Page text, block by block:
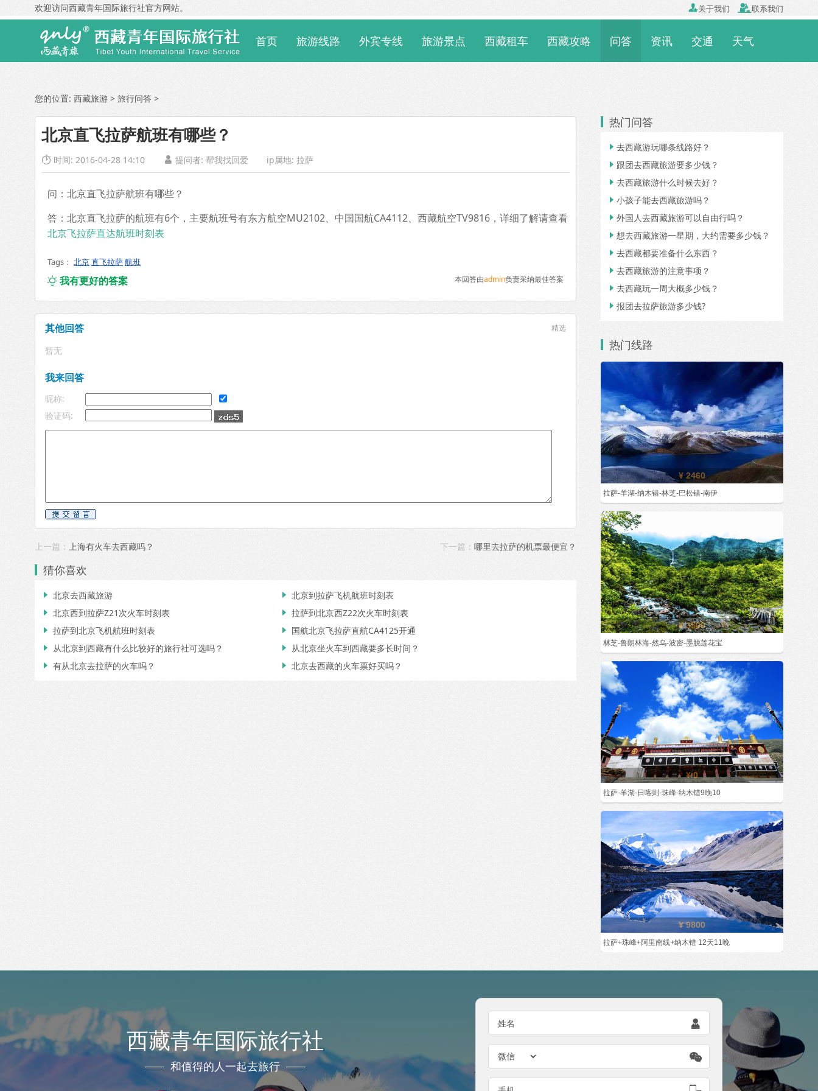
欢迎访问西藏青年国际旅行社官方网站。 关于我们 联系我们
首页 旅游线路 外宾专线 旅游景点 西藏租车 西藏攻略 问答 资讯 交通 天气
您的位置: 西藏旅游 > 旅行问答 >
北京直飞拉萨航班有哪些？
 时间: 2016-04-28 14:10  提问者: 帮我找回爱 ip属地: 拉萨
问：北京直飞拉萨航班有哪些？
答：北京直飞拉萨的航班有6个，主要航班号有东方航空MU2102、中国国航CA4112、西藏航空TV9816，详细了解请查看
北京飞拉萨直达航班时刻表
Tags： 北京直飞拉萨航班
我有更好的答案 本回答由admin负责采纳最佳答案
其他回答 精选
暂无
我来回答
昵称:
验证码:
上一篇： 上海有火车去西藏吗？ 下一篇： 哪里去拉萨的机票最便宜？
猜你喜欢
 北京去西藏旅游  北京到拉萨飞机航班时刻表
 北京西到拉萨Z21次火车时刻表  拉萨到北京西Z22次火车时刻表
 拉萨到北京飞机航班时刻表  国航北京飞拉萨直航CA4125开通
 从北京到西藏有什么比较好的旅行社可选吗？  从北京坐火车到西藏要多长时间？
 有从北京去拉萨的火车吗？  北京去西藏的火车票好买吗？
热门问答
 去西藏游玩哪条线路好？
 跟团去西藏旅游要多少钱？
 去西藏旅游什么时候去好？
 小孩子能去西藏旅游吗？
 外国人去西藏旅游可以自由行吗？
 想去西藏旅游一星期，大约需要多少钱？
 去西藏都要准备什么东西？
 去西藏旅游的注意事项？
 去西藏玩一周大概多少钱？
 报团去拉萨旅游多少钱?
热门线路
¥ 2460
拉萨-羊湖-纳木错-林芝-巴松错-南伊
¥ 3500
林芝-鲁朗林海-然乌-波密-墨脱莲花宝
¥ 0
拉萨-羊湖-日喀则-珠峰-纳木错9晚10
¥ 9800
拉萨+珠峰+阿里南线+纳木错 12天11晚
西藏青年国际旅行社
和值得的人一起去旅行
姓名 
